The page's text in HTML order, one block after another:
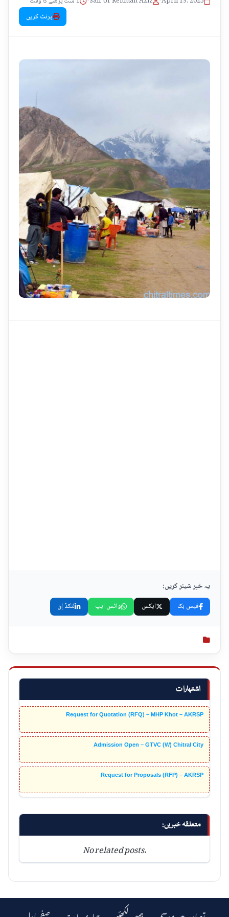
اشتہارات
Request for Quotation (RFQ) – MHP Khot – AKRSP
Admission Open – GTVC (W) Chitral City
Request for Proposals (RFP) – AKRSP
متعلقہ خبریں:
No related posts.
پرنٹ کریں
یہ خبر شیئر کریں:
فیس بک ایکس واٹس ایپ لنکڈ اِن